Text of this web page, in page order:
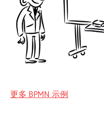
更多 BPMN 示例